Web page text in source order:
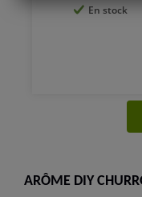
En stock
ARÔME DIY